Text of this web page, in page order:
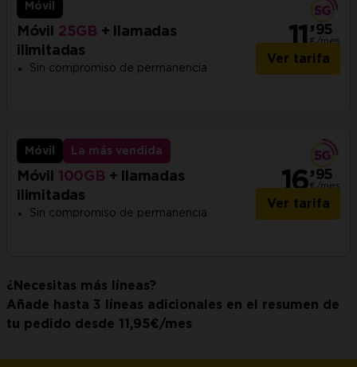
Móvil
Móvil 25GB + llamadas
ilimitadas
Sin compromiso de permanencia
11,95
€/mes
Ver tarifa
Móvil La más vendida
Móvil 100GB + llamadas
ilimitadas
Sin compromiso de permanencia
16,95
€/mes
Ver tarifa
¿Necesitas más líneas?
Añade hasta 3 líneas adicionales en el resumen de
tu pedido desde 11,95€/mes